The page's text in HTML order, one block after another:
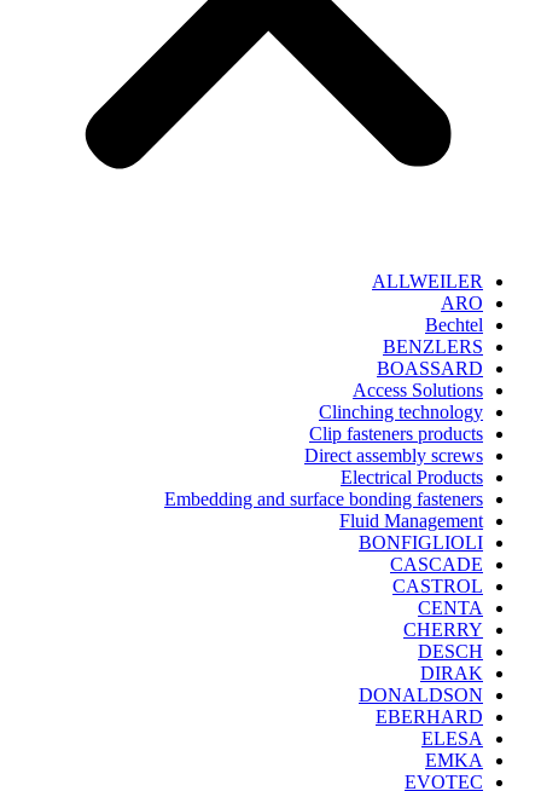
ALLWEILER
ARO
Bechtel
BENZLERS
BOASSARD
Access Solutions
Clinching technology
Clip fasteners products
Direct assembly screws
Electrical Products
Embedding and surface bonding fasteners
Fluid Management
BONFIGLIOLI
CASCADE
CASTROL
CENTA
CHERRY
DESCH
DIRAK
DONALDSON
EBERHARD
ELESA
EMKA
EVOTEC